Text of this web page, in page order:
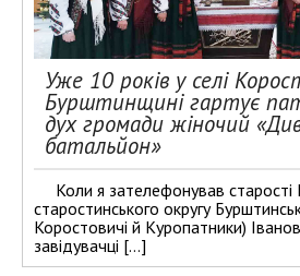
Уже 10 років у селі
Бурштинщині гартує
дух громади жіночий
батальйон»
Коли я зателефонував старості
старостинського округу
Коростовичі й Куропатники)
завідувачці […]